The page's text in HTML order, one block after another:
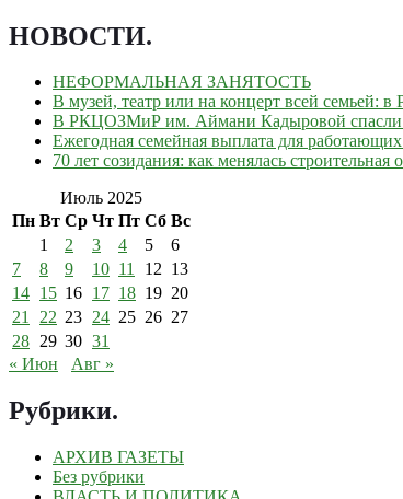
НОВОСТИ.
НЕФОРМАЛЬНАЯ ЗАНЯТОСТЬ
В музей, театр или на концерт всей семьей:
В РКЦОЗМиР им. Аймани Кадыровой спасли
Ежегодная семейная выплата для
70 лет созидания: как менялась строительная
Июль 2025
Пн Вт Ср Чт Пт Сб Вс
1
2 3 4 5
6
7
8 9 10 11 12 13
14 15 16 17 18 19 20
21 22 23 24 25 26 27
28 29 30 31
« Июн
Авг »
Рубрики.
АРХИВ ГАЗЕТЫ
Без рубрики